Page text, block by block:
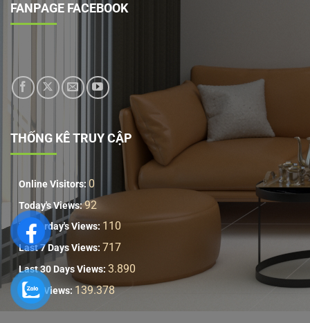
FANPAGE FACEBOOK
THỐNG KÊ TRUY CẬP
Online Visitors: 0
Today's Views:92
Yesterday's Views: 110
Last 7 Days Views: 717
Last 30 Days Views: 3.890
Total Views: 139.378